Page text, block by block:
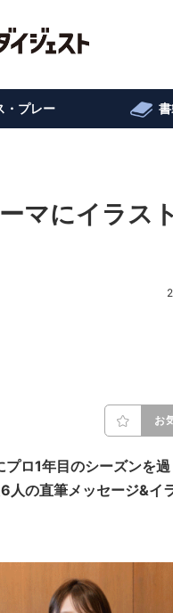
・プレー
マにイラス
お
ロ1年目のシーズンを過
人の直筆メッセージ&イ